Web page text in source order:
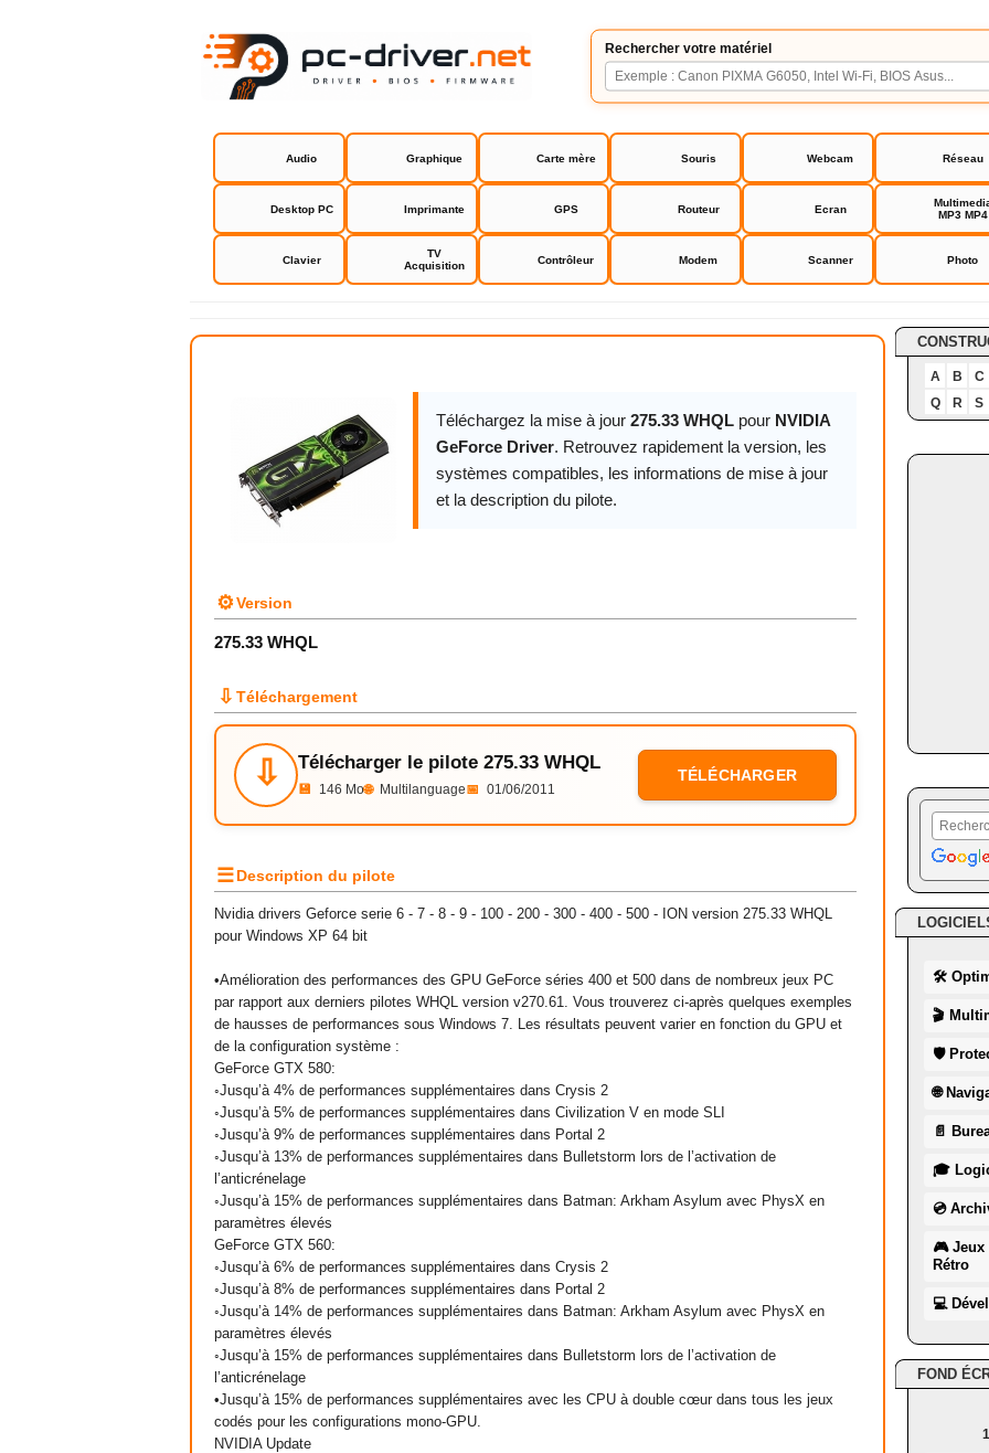
Rechercher votre matériel
Audio Graphique Carte mère Souris Webcam Réseau
Desktop PC Imprimante GPS Routeur Ecran
MP3 MP4
Clavier
TV
Acquisition
Contrôleur Modem Scanner Photo
NVIDIA GeForce Driver
Téléchargez la mise à jour 275.33 WHQL pour NVIDIA
GeForce Driver. Retrouvez rapidement la version, les
systèmes compatibles, les informations de mise à jour
et la description du pilote.
⚙Version
275.33 WHQL
⇩ Téléchargement
⇩ Télécharger le pilote 275.33 WHQL
💾 146 Mo🌐 Multilanguage📅 01/06/2011
TÉLÉCHARGER
☰Description du pilote
Nvidia drivers Geforce serie 6 - 7 - 8 - 9 - 100 - 200 - 300 - 400 - 500 - ION version 275.33 WHQL
pour Windows XP 64 bit
•Amélioration des performances des GPU GeForce séries 400 et 500 dans de nombreux jeux PC
par rapport aux derniers pilotes WHQL version v270.61. Vous trouverez ci-après quelques exemples
de hausses de performances sous Windows 7. Les résultats peuvent varier en fonction du GPU et
de la configuration système :
GeForce GTX 580:
◦Jusqu’à 4% de performances supplémentaires dans Crysis 2
◦Jusqu’à 5% de performances supplémentaires dans Civilization V en mode SLI
◦Jusqu’à 9% de performances supplémentaires dans Portal 2
◦Jusqu’à 13% de performances supplémentaires dans Bulletstorm lors de l’activation de
l’anticrénelage
◦Jusqu’à 15% de performances supplémentaires dans Batman: Arkham Asylum avec PhysX en
paramètres élevés
GeForce GTX 560:
◦Jusqu’à 6% de performances supplémentaires dans Crysis 2
◦Jusqu’à 8% de performances supplémentaires dans Portal 2
◦Jusqu’à 14% de performances supplémentaires dans Batman: Arkham Asylum avec PhysX en
paramètres élevés
◦Jusqu’à 15% de performances supplémentaires dans Bulletstorm lors de l’activation de
l’anticrénelage
•Jusqu’à 15% de performances supplémentaires avec les CPU à double cœur dans tous les jeux
codés pour les configurations mono-GPU.
NVIDIA Update
A B
C
Q
R S
🛠
🎬
🛡
🌐
📄
🎓
💿
🎮 Jeux
Rétro
💻
FOND